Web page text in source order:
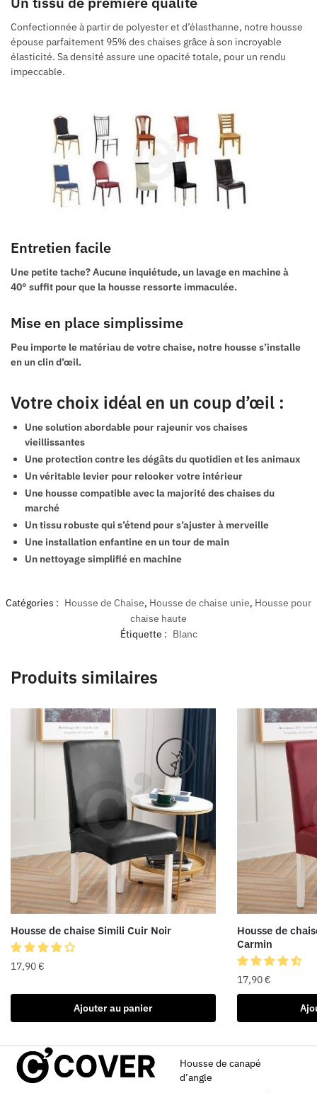
Confectionnée à partir de polyester et d’élasthanne, notre housse
épouse parfaitement 95% des chaises grâce à son incroyable
élasticité. Sa densité assure une opacité totale, pour un rendu
impeccable.
Entretien facile
Une petite tache? Aucune inquiétude, un lavage en machine à
40° suffit pour que la housse ressorte immaculée.
Mise en place simplissime
Peu importe le matériau de votre chaise, notre housse s’installe
en un clin d’œil.
Votre choix idéal en un coup d’œil :
Une solution abordable pour rajeunir vos chaises
vieillissantes
Une protection contre les dégâts du quotidien et les animaux
Un véritable levier pour relooker votre intérieur
Une housse compatible avec la majorité des chaises du
marché
Un tissu robuste qui s’étend pour s’ajuster à merveille
Une installation enfantine en un tour de main
Un nettoyage simplifié en machine
Catégories : Housse de Chaise, Housse de chaise unie, Housse pour
chaise haute
Étiquette : Blanc
Produits similaires
Housse de chaise Simili Cuir Noir
17,90€
Ajouter au panier
Housse de
Carmin
17,90€
Housse de canapé
d’angle